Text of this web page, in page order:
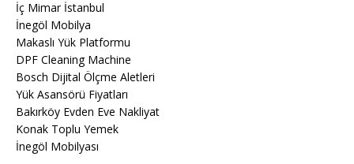
İç Mimar İstanbul
İnegöl Mobilya
Makaslı Yük Platformu
DPF Cleaning Machine
Bosch Dijital Ölçme Aletleri
Yük Asansörü Fiyatları
Bakırköy Evden Eve Nakliyat
Konak Toplu Yemek
İnegöl Mobilyası